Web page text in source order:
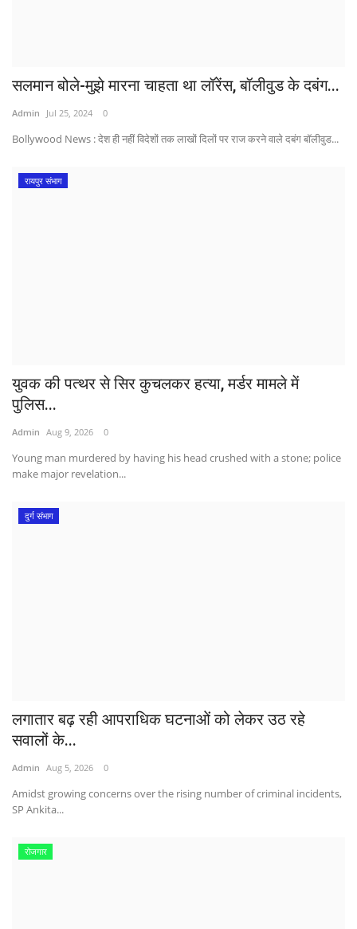
सलमान बोले-मुझे मारना चाहता था लॉरेंस, बॉलीवुड के दबंग...
Admin Jul 25, 2024 0
Bollywood News : देश ही नहीं विदेशों तक लाखों दिलों पर राज करने वाले दबंग बॉलीवुड...
रायपुर संभाग
युवक की पत्थर से सिर कुचलकर हत्या, मर्डर मामले में
पुलिस...
Admin Aug 9, 2026 0
Young man murdered by having his head crushed with a stone; police
make major revelation...
दुर्ग संभाग
लगातार बढ़ रही आपराधिक घटनाओं को लेकर उठ रहे
सवालों के...
Admin Aug 5, 2026 0
Amidst growing concerns over the rising number of criminal incidents,
SP Ankita...
रोजगार